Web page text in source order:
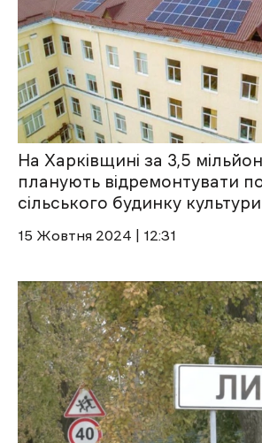
На Харківщині за 3,5
планують відремонтувати
сільського будинку культури
15 Жовтня 2024 | 12:31